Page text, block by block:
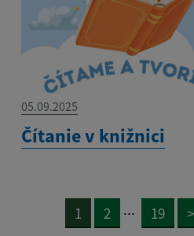
05.09.2025
Čítanie v knižnici
1 2 ... 19 >